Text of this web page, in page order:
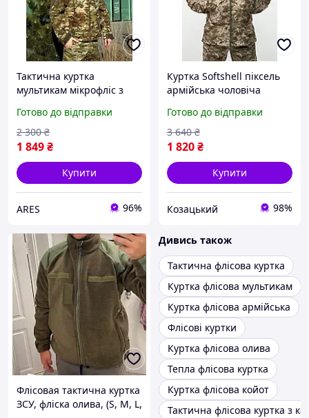
Тактична куртка
мультикам мікрофліс з
куртка осіння флісова,
куртка мультикам ЗСУ
Готово до відправки
1 849₴
2 300 ₴
Купити
ARES 96%
Куртка Softshell піксель
армійська чоловіча
куртка софтшел зсу 4XL
asovfji
Готово до відправки
1 820₴
3 640 ₴
Купити
Козацький 98%
Флісовая тактична куртка
ЗСУ, фліска олива, (S, M, L,
Дивись також
Тактична флісова куртка
Куртка флісова мультикам
Куртка флісова армійська
Флісові куртки
Куртка флісова олива
Тепла флісова куртка
Куртка флісова койот
Тактична флісова куртка з